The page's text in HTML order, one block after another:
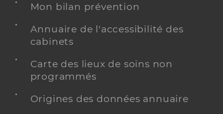
Mon bilan prévention
Annuaire de l'accessibilité des
cabinets
Carte des lieux de soins non
programmés
Origines des données annuaire